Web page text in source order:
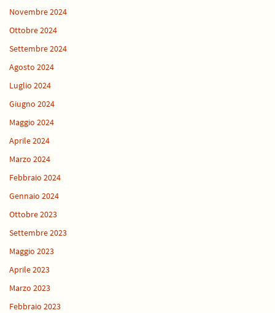
Novembre 2024
Ottobre 2024
Settembre 2024
Agosto 2024
Luglio 2024
Giugno 2024
Maggio 2024
Aprile 2024
Marzo 2024
Febbraio 2024
Gennaio 2024
Ottobre 2023
Settembre 2023
Maggio 2023
Aprile 2023
Marzo 2023
Febbraio 2023